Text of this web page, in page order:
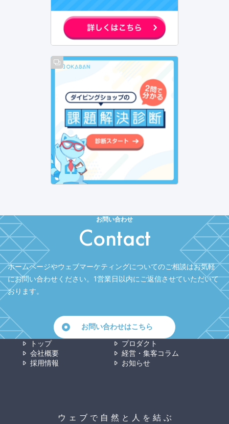
お問い合わせ
Contact
ホームページやウェブマーケティングについてのご相談はお気軽
にお問い合わせください。 1営業日以内にご返信させていただいて
おります。
お問い合わせはこちら
トップ
プロダクト
会社概要
経営・集客コラム
採用情報
お知らせ